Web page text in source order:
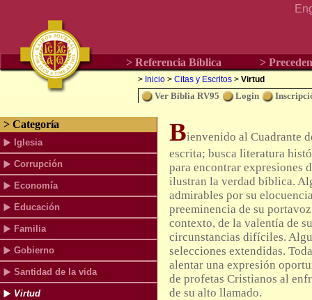
> Referencia Bíblica >
> Inicio > Citas y Escritos > Virtud
Ver Biblia RV95 Login
> Categoría
Iglesia
Corrupción
Economía
Educación
Familia
Gobierno
Santidad de la vida
Virtud
Bienvenido al Cuadrante
escrita; busca literatura
para encontrar expresiones
ilustran la verdad bíblica.
admirables por su
preeminencia de su
contexto, de la valentía de
circunstancias difíciles.
selecciones extendidas.
alentar una expresión
de profetas Cristianos al
de su alto llamado.